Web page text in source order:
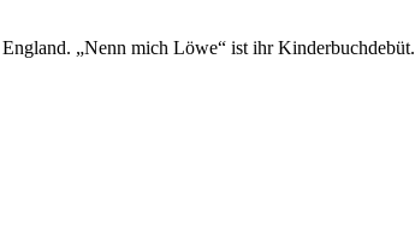
„Nenn mich Löwe“ ist ihr Kinderbuchdebüt.